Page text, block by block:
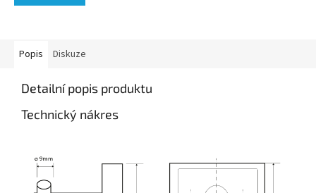
Popis Diskuze
Detailní popis produktu
Technický nákres